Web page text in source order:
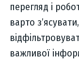
перегляд і
варто
важливої